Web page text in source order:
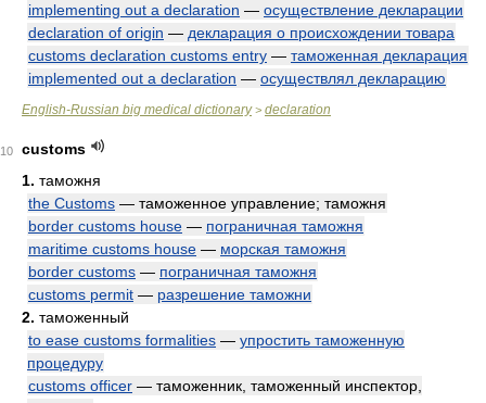
implementing out a declaration — осуществление декларации
declaration of origin — декларация о происхождении товара
customs declaration customs entry — таможенная декларация
implemented out a declaration — осуществлял декларацию
English-Russian big medical dictionary> declaration
10
customs
1. таможня
the Customs — таможенное управление; таможня
border customs house — пограничная таможня
maritime customs house — морская таможня
border customs — пограничная таможня
customs permit — разрешение таможни
2. таможенный
to ease customs formalities — упростить таможенную
процедуру
customs officer — таможенник, таможенный инспектор,